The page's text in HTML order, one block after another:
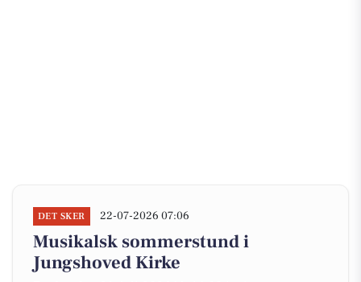
DET SKER 22-07-2026 07:06
Musikalsk sommerstund i
Jungshoved Kirke